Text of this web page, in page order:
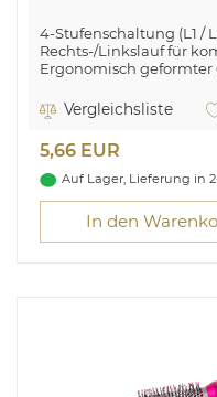
4-Stufenschaltung (L1 /
Rechts-/Linkslauf für
Ergonomisch geformter
Vergleichsliste
5,66 EUR
Auf Lager, Lieferung in
In den